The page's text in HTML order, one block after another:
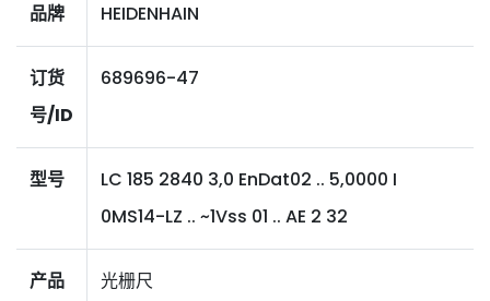
品牌 HEIDENHAIN
订货
号/ID
689696-47
型号
LC 185 2840 3,0 EnDat02 .. 5,0000 I
0MS14-LZ .. ~1Vss 01 .. AE 2 32
产品
光栅尺